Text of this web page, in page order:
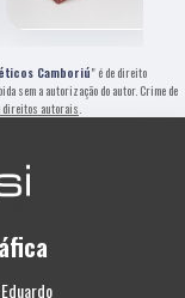
Camboriú" é de direito
sem a autorização do autor. Crime de
autorais